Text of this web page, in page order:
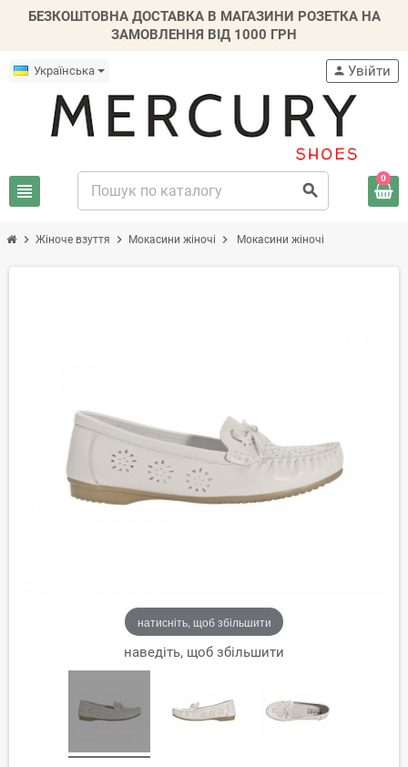
БЕЗКОШТОВНА ДОСТАВКА В МАГАЗИНИ РОЗЕТКА НА
ЗАМОВЛЕННЯ ВІД 1000 ГРН
Українська
view_headline search
person Увійти
0
chevron_right Жіноче взуття chevron_right Мокасини жіночі chevron_right Мокасини жіночі
натисніть, щоб збільшити
наведіть, щоб збільшити